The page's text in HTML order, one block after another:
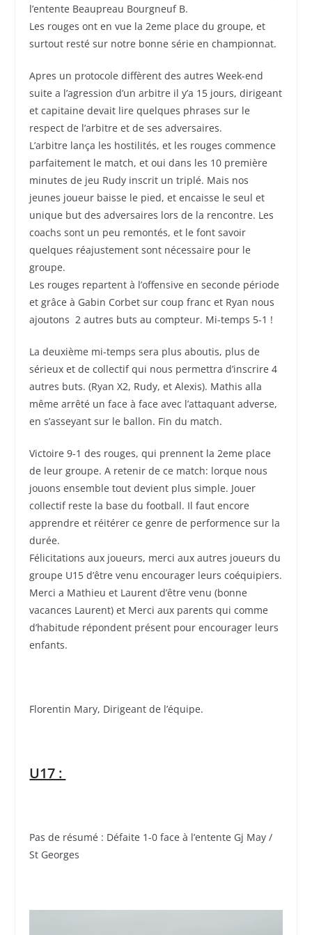
l’entente Beaupreau Bourgneuf B.
Les rouges ont en vue la 2eme place du groupe, et
surtout resté sur notre bonne série en championnat.
Apres un protocole diffèrent des autres Week-end
suite a l’agression d’un arbitre il y’a 15 jours, dirigeant
et capitaine devait lire quelques phrases sur le
respect de l’arbitre et de ses adversaires.
L’arbitre lança les hostilités, et les rouges commence
parfaitement le match, et oui dans les 10 première
minutes de jeu Rudy inscrit un triplé. Mais nos
jeunes joueur baisse le pied, et encaisse le seul et
unique but des adversaires lors de la rencontre. Les
coachs sont un peu remontés, et le font savoir
quelques réajustement sont nécessaire pour le
groupe.
Les rouges repartent à l’offensive en seconde période
et grâce à Gabin Corbet sur coup franc et Ryan nous
ajoutons 2 autres buts au compteur. Mi-temps 5-1 !
La deuxième mi-temps sera plus aboutis, plus de
sérieux et de collectif qui nous permettra d’inscrire 4
autres buts. (Ryan X2, Rudy, et Alexis). Mathis alla
même arrêté un face à face avec l’attaquant adverse,
en s’asseyant sur le ballon. Fin du match.
Victoire 9-1 des rouges, qui prennent la 2eme place
de leur groupe. A retenir de ce match: lorque nous
jouons ensemble tout devient plus simple. Jouer
collectif reste la base du football. Il faut encore
apprendre et réitérer ce genre de performence sur la
durée.
Félicitations aux joueurs, merci aux autres joueurs du
groupe U15 d’être venu encourager leurs coéquipiers.
Merci a Mathieu et Laurent d’être venu (bonne
vacances Laurent) et Merci aux parents qui comme
d’habitude répondent présent pour encourager leurs
enfants.
Florentin Mary, Dirigeant de l’équipe.
U17 :
Pas de résumé : Défaite 1-0 face à l’entente Gj May /
St Georges